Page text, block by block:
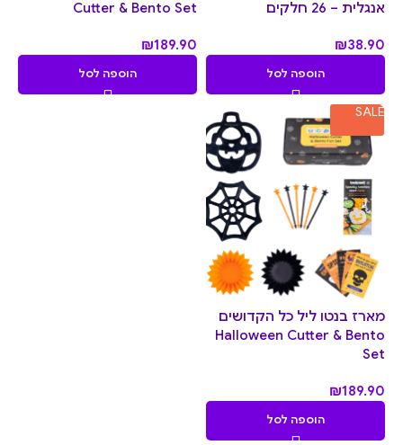
אנגלית – 26 חלקים
₪38.90
הוספה לסל
Cutter & Bento Set
₪189.90
הוספה לסל
SALE
מארז בנטו ליל כל הקדושים
Halloween Cutter & Bento
Set
₪189.90
הוספה לסל